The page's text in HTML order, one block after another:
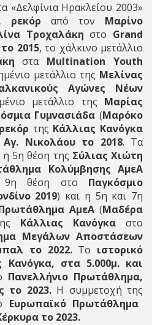
«Δελφίνια Ηρακλείου 2003»
ρεκόρ από τον Μαρίνο
Τροχαλάκη στο Grand
2015, το χάλκινο μετάλλιο
στα Multination Youth
μετάλλιο της Μελίνας
Αγώνες Νέων
μετάλλιο της Μαρίας
Γυμνασιάδα (Μαρόκο
της Κάλλιας Κανόγκα
Αγ. Νικολάου το 2018. Τα
η 5η θέση της Σύλιας Χιώτη
Κολύμβησης ΑμεΑ
θέση στο Παγκόσμιο
2019) και η 5η και 7η
ΑμεΑ (Μαδέρα
Κάλλιας Κανόγκα στο
Μεγάλων Αποστάσεων
το 2022. Το ιστορικό
στα 5.000μ. και
Πανελλήνιο Πρωτάθλημα,
το 2023. Η συμμετοχή της
Ευρωπαϊκό Πρωτάθλημα
το 2023.